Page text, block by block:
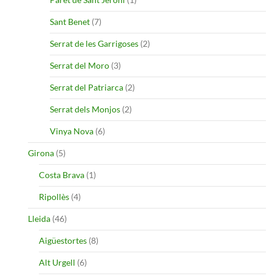
Sant Benet (7)
Serrat de les Garrigoses (2)
Serrat del Moro (3)
Serrat del Patriarca (2)
Serrat dels Monjos (2)
Vinya Nova (6)
Girona (5)
Costa Brava (1)
Ripollès (4)
Lleida (46)
Aigüestortes (8)
Alt Urgell (6)